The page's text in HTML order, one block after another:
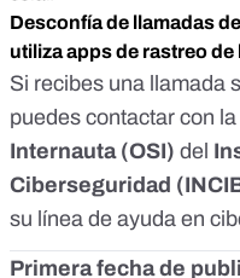
Desconfía de llamadas
utiliza apps de rastreo de
Si recibes una llamada
puedes contactar con la
Internauta(OSI) del
Ciberseguridad
su línea de ayuda en
Primera fecha de